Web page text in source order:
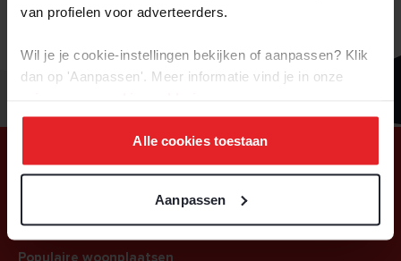
van profielen voor adverteerders.
Wil je je cookie-instellingen bekijken of aanpassen? Klik
dan op 'Aanpassen'. Meer informatie vind je in onze
Alle cookies toestaan
Aanpassen
Aenean eu leo quam. Pellentesque ornare sem lacinia quam
Populaire woonplaatsen